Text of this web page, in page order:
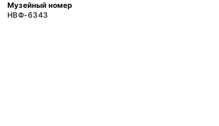
Музейный номер
НВФ-6343